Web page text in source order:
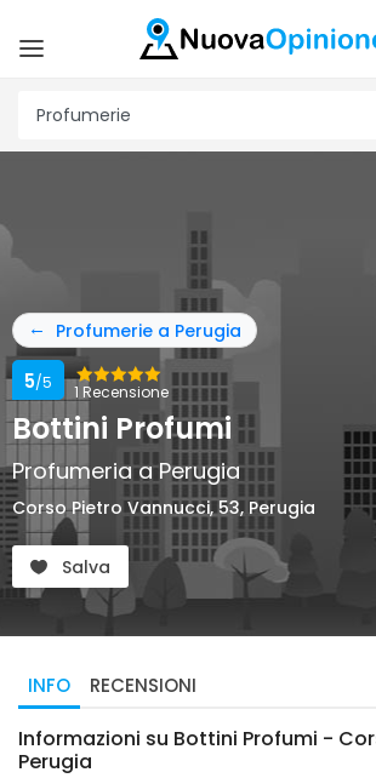
Profumerie a Perugia
1 Recensione
5/5
Bottini Profumi
Profumeria a Perugia
Corso Pietro Vannucci, 53, Perugia
Salva
INFO RECENSIONI
Informazioni su Bottini Profumi -
Perugia